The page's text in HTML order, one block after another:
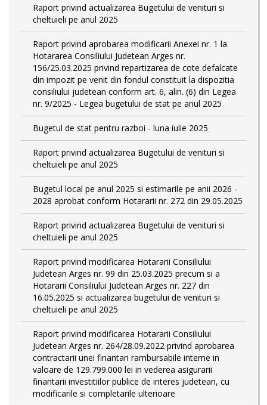
Raport privind actualizarea Bugetului de venituri si
cheltuieli pe anul 2025
Raport privind aprobarea modificarii Anexei nr. 1 la
Hotararea Consiliului Judetean Arges nr.
156/25.03.2025 privind repartizarea de cote defalcate
din impozit pe venit din fondul constituit la dispozitia
consiliului judetean conform art. 6, alin. (6) din Legea
nr. 9/2025 - Legea bugetului de stat pe anul 2025
Bugetul de stat pentru razboi - luna iulie 2025
Raport privind actualizarea Bugetului de venituri si
cheltuieli pe anul 2025
Bugetul local pe anul 2025 si estimarile pe anii 2026 -
2028 aprobat conform Hotararii nr. 272 din 29.05.2025
Raport privind actualizarea Bugetului de venituri si
cheltuieli pe anul 2025
Raport privind modificarea Hotararii Consiliului
Judetean Arges nr. 99 din 25.03.2025 precum si a
Hotararii Consiliului Judetean Arges nr. 227 din
16.05.2025 si actualizarea bugetului de venituri si
cheltuieli pe anul 2025
Raport privind modificarea Hotararii Consiliului
Judetean Arges nr. 264/28.09.2022 privind aprobarea
contractarii unei finantari rambursabile interne in
valoare de 129.799.000 lei in vederea asigurarii
finantarii investitiilor publice de interes judetean, cu
modificarile si completarile ulterioare